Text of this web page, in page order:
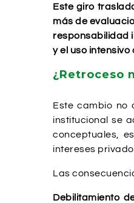
Este giro
más de
responsabilidad
y el uso
¿Retroceso
Este cambio no
institucional se
conceptuales,
intereses
Las
Debilitamiento